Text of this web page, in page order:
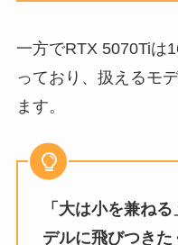
一方でRTX 5070Tiは
っており、扱えるモ
ます。
「大は小を兼ね
デルに飛びつきた